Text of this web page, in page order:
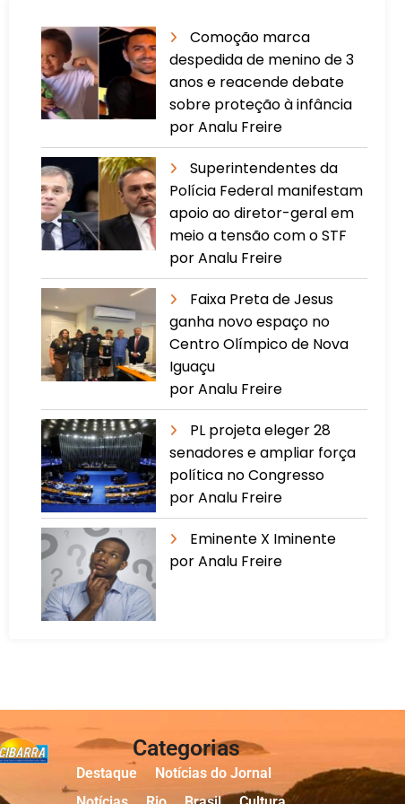
Comoção marca
despedida de menino de 3
anos e reacende debate
sobre proteção à infância
por Analu Freire
Superintendentes da
Polícia Federal manifestam
apoio ao diretor-geral em
meio a tensão com o STF
por Analu Freire
Faixa Preta de Jesus
ganha novo espaço no
Centro Olímpico de Nova
Iguaçu
por Analu Freire
PL projeta eleger 28
senadores e ampliar força
política no Congresso
por Analu Freire
Eminente X Iminente
por Analu Freire
Categorias
Destaque
Notícias do Jornal